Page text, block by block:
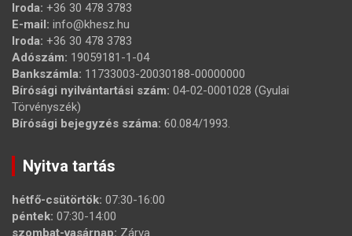
Iroda: +36 30 478 3783
E-mail: info@khesz.hu
Iroda: +36 30 478 3783
Adószám: 19059181-1-04
Bankszámla: 11733003-20030188-00000000
Bírósági nyilvántartási szám: 04-02-0001028 (Gyulai
Törvényszék)
Bírósági bejegyzés száma: 60.084/1993.
Nyitva tartás
hétfő-csütörtök: 07:30-16:00
péntek: 07:30-14:00
szombat-vasárnap: Zárva